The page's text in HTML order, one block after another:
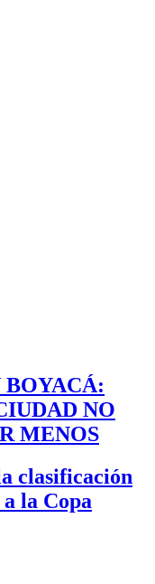
NO
MENOS
clasificación
la Copa